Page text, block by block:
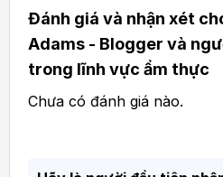
người đọc nhanh chóng
mong muốn.
Tích hợp sidebar thông
Hiển thị danh mục, bài
Đánh giá và nhận xét
Adams - Blogger và
trong lĩnh vực ẩm thực
Chưa có đánh giá nào.